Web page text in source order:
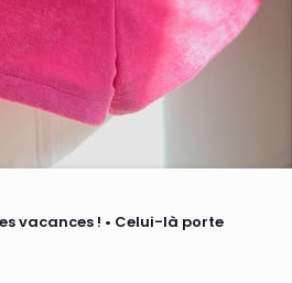
vacances ! • Celui-là porte